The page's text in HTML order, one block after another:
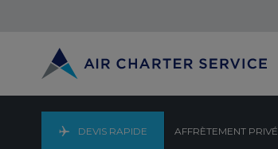
DEVIS RAPIDE AFFRÈTEMENT PRIVÉ